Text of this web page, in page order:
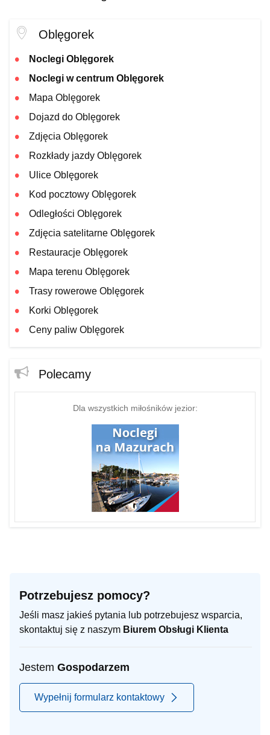
Oblęgorek
Noclegi Oblęgorek
Noclegi w centrum Oblęgorek
Mapa Oblęgorek
Dojazd do Oblęgorek
Zdjęcia Oblęgorek
Rozkłady jazdy Oblęgorek
Ulice Oblęgorek
Kod pocztowy Oblęgorek
Odległości Oblęgorek
Zdjęcia satelitarne Oblęgorek
Restauracje Oblęgorek
Mapa terenu Oblęgorek
Trasy rowerowe Oblęgorek
Korki Oblęgorek
Ceny paliw Oblęgorek
Polecamy
Dla wszystkich miłośników jezior:
Potrzebujesz pomocy?
Jeśli masz jakieś pytania lub potrzebujesz wsparcia,
skontaktuj się z naszym Biurem Obsługi Klienta
Jestem Gospodarzem
Wypełnij formularz kontaktowy